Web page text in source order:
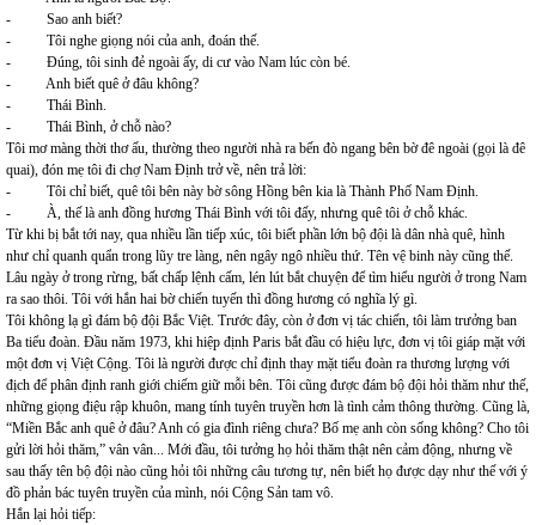
- Sao anh biết?
- Tôi nghe giọng nói của anh, đoán thế.
- Đúng, tôi sinh đẻ ngoài ấy, di cư vào Nam lúc còn bé.
- Anh biết quê ở đâu không?
- Thái Bình.
- Thái Bình, ở chỗ nào?
Tôi mơ màng thời thơ ấu, thường theo người nhà ra bến đò ngang bên bờ đê ngoài (gọi là đê
quai), đón mẹ tôi đi chợ Nam Định trở về, nên trả lời:
- Tôi chỉ biết, quê tôi bên này bờ sông Hồng bên kia là Thành Phố Nam Định.
- À, thế là anh đồng hương Thái Bình với tôi đấy, nhưng quê tôi ở chỗ khác.
Từ khi bị bắt tới nay, qua nhiều lần tiếp xúc, tôi biết phần lớn bộ đội là dân nhà quê, hình
như chỉ quanh quẩn trong lũy tre làng, nên ngây ngô nhiều thứ. Tên vệ binh này cũng thế.
Lâu ngày ở trong rừng, bất chấp lệnh cấm, lén lút bắt chuyện để tìm hiểu người ở trong Nam
ra sao thôi. Tôi với hắn hai bờ chiến tuyến thì đồng hương có nghĩa lý gì.
Tôi không lạ gì đám bộ đội Bắc Việt. Trước đây, còn ở đơn vị tác chiến, tôi làm trưởng ban
Ba tiểu đoàn. Đầu năm 1973, khi hiệp định Paris bắt đầu có hiệu lực, đơn vị tôi giáp mặt với
một đơn vị Việt Cộng. Tôi là người được chỉ định thay mặt tiểu đoàn ra thương lượng với
địch để phân định ranh giới chiếm giữ mỗi bên. Tôi cũng được đám bộ đội hỏi thăm như thế,
những giọng điệu rập khuôn, mang tính tuyên truyền hơn là tình cảm thông thường. Cũng là,
“Miền Bắc anh quê ở đâu? Anh có gia đình riêng chưa? Bố mẹ anh còn sống không? Cho tôi
gửi lời hỏi thăm,” vân vân... Mới đầu, tôi tưởng họ hỏi thăm thật nên cảm động, nhưng về
sau thấy tên bộ đội nào cũng hỏi tôi những câu tương tự, nên biết họ được dạy như thế với ý
đồ phản bác tuyên truyền của mình, nói Cộng Sản tam vô.
Hắn lại hỏi tiếp: